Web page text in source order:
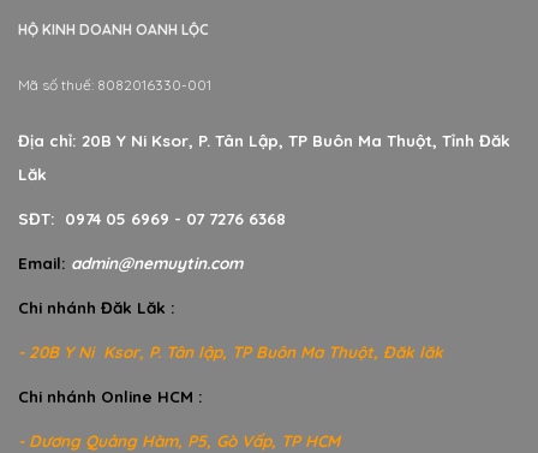
HỘ KINH DOANH OANH LỘC
Mã số thuế: 8082016330-001
Địa chỉ: 20B Y Ni Ksor, P. Tân Lập, TP Buôn Ma Thuột, Tỉnh Đăk
Lăk
SĐT: 0974 05 6969 - 07 7276 6368
Email: admin@nemuytin.com
Chi nhánh Đăk Lăk :
- 20B Y Ni Ksor, P. Tân lập, TP Buôn Ma Thuột, Đăk lăk
Chi nhánh Online HCM :
- Dương Quảng Hàm, P5, Gò Vấp, TP HCM